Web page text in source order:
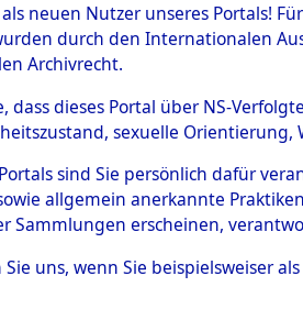
HOME
0001
neuen Nutzer unseres Portals!
durch den Internationalen
Archivrecht.
dass dieses Portal über NS-
sexuelle
sind Sie persönlich dafür
allgemein anerkannte
Sammlungen erscheinen,
Sie uns, wenn Sie beispielsweiser